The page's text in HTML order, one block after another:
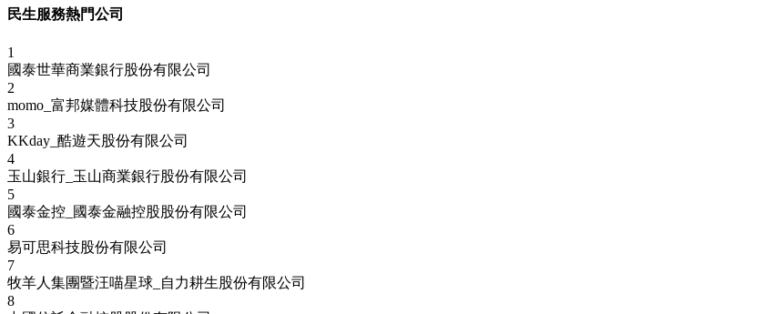
民生服務熱門公司
1
國泰世華商業銀行股份有限公司
2
momo_富邦媒體科技股份有限公司
3
KKday_酷遊天股份有限公司
4
玉山銀行_玉山商業銀行股份有限公司
5
國泰金控_國泰金融控股股份有限公司
6
易可思科技股份有限公司
7
牧羊人集團暨汪喵星球_自力耕生股份有限公司
8